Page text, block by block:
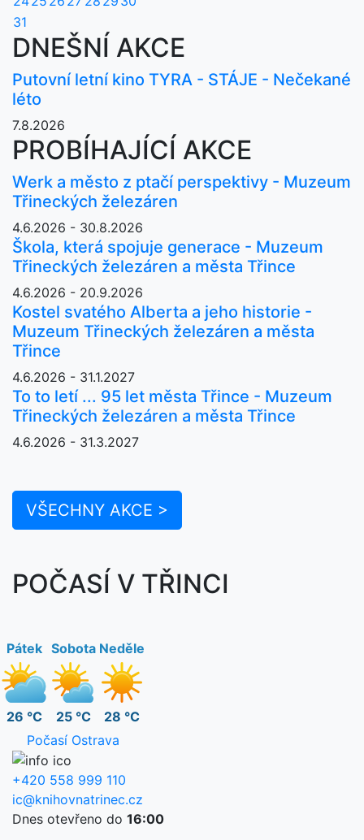
31
DNEŠNÍ AKCE
Putovní letní kino TYRA - STÁJE - Nečekané
léto
7.8.2026
PROBÍHAJÍCÍ AKCE
Werk a město z ptačí perspektivy - Muzeum
Třineckých železáren
4.6.2026 - 30.8.2026
Škola, která spojuje generace - Muzeum
Třineckých železáren a města Třince
4.6.2026 - 20.9.2026
Kostel svatého Alberta a jeho historie -
Muzeum Třineckých železáren a města
Třince
4.6.2026 - 31.1.2027
To to letí ... 95 let města Třince - Muzeum
Třineckých železáren a města Třince
4.6.2026 - 31.3.2027
VŠECHNY AKCE >
POČASÍ V TŘINCI
Pátek
26 °C
Sobota
25 °C
Neděle
28 °C
Počasí Ostrava
+420 558 999 110
ic@knihovnatrinec.cz
Dnes otevřeno do 16:00